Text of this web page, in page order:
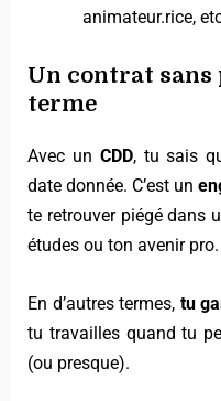
animateur.rice,
Un contrat sans
terme
Avec un CDD, tu sais
date donnée. C’est un
te retrouver piégé dans
études ou ton avenir pro.
En d’autres termes, tu
tu travailles quand tu
(ou presque).